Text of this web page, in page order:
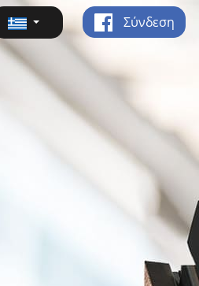
Σύνδεση